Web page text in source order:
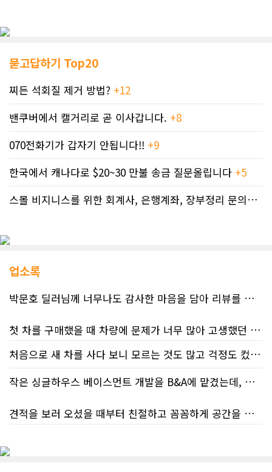
묻고답하기 Top20
찌든 석회질 제거 방법? +12
밴쿠버에서 캘거리로 곧 이사갑니다. +8
070전화기가 갑자기 안됩니다!! +9
한국에서 캐나다로 $20~30 만불 송금 질문올립니다 +5
스몰 비지니스를 위한 회계사, 은행계좌, 장부정리 문의드립니다.
업소록
박문호 딜러님께 너무나도 감사한 마음을 담아 리뷰를 남깁니다.
첫 차를 구매했을 때 차량에 문제가 너무 많아 고생했던 경험이 있어서, 이번에는 정말 신중하게 고민하고 꼼꼼하게 알아본 후 차를 구매하고 싶었습니다. 그러던 중 사우스포인트의 박문호 딜러님을 만나면서 그동안의 고민이 모두 해결되었습니다.
처음 차량을 선택하는 과정부터 저에게 맞는 차량을 추천해 주셨고, 그 차량의 장단점과 다양한 기능까지 하나하나 자세하게 설명해 주셔서 큰 도움이 되었습니다. 원래는 새 차를 받기까지 4~5개월 정도 기다려야 한다고 들었는데, 딜러님의 노력 덕분에 한 달 만에 차량을 받을 수 있었습니다.
차량을 인수하는 날에도 시간이 오래 걸렸음에도 불구하고 모든 기능을 하나씩 직접 설명해 주시고, 앞으로 차량을 관리하면서 꼭 확인해야 할 부분과 유용한 팁까지 꼼꼼하게 알려주셨습니다. 차에 대해 잘 모르는 저에게는 정말 큰 도움이 되었습니다.
그동안 만났던 딜러분들은 차량을 판매하는 데 집중하시는 경우가 많았는데, 박문호 딜러님은 고객의 입장에서 무엇이 가장 좋은 선택인지 먼저 생각해 주셨습니다. 마치 가족을 대하듯 작은 부분까지 세심하게 챙겨 주시는 모습에 큰 감동을 받았습니다.
처음으로 새 차를 사다 보니 모르는 것도 많고 걱정도 컸는데 박문호 딜러님 덕분에 전 과정이 너무나 편안하고 만족스러웠습니다! 상담하는 내내 꼼꼼하게 설명해 주신 것은 물론, 복잡한 서류 절차와 차량 옵션 체크까지 세심하게 챙겨주셔서 마음이 정말 든든했습니다. 차량 출고 날에도 긴 시간 할애해 가며 기능을 친절하게 하나하나 설명해 주셔서 큰 도움이 되었는데요, 특히 정비사 출신이셔서 그런지 디테일한 부분까지 전문적으로 말씀해 주셔서 신뢰가 팍팍 갔습니다 ?? 다른분 리뷰에도 있지만 마지막에 "진짜 서비스는 이제부터 시작"이라는 진심어린 말씀에는 깊은 감동을 받았습니다. 앞으로 주변에 차 구매하려는 분이 있다면 무조건 박문호 딜러님 강력 추천입니다! 신경 써주셔서 진심으로 감사드리며, 늘 건강하시고 번창하시길 바랍니다 :)
작은 싱글하우스 베이스먼트 개발을 B&A에 맡겼는데, 처음부터 끝까지 정말 만족스러운 경험이었습니다.
견적을 보러 오셨을 때부터 친절하고 꼼꼼하게 공간을 확인해 주셨고, 여러 옵션이 포함된 견적 금액도 다른 업체들과 비교했을 때 매우 합리적이었습니다.
저희 집은 사이드 도어가 없어 작업하시기 불편하셨을 텐데도 항상 밝은 모습으로 오셔서 성실하게 작업해 주셨습니다. 공사 중에도 진행 상황과 앞으로의 작업 계획을 수시로 자세히 설명해 주셔서 믿고 맡길 수 있었고, 세심한 소통에 큰 만족을 느꼈습니다.